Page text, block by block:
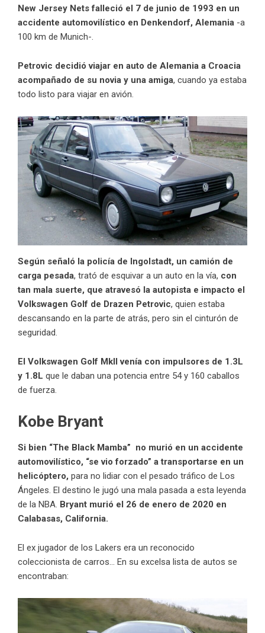
New Jersey Nets falleció el 7 de junio de 1993 en un
accidente automovilístico en Denkendorf, Alemania -a
100 km de Munich-.
Petrovic decidió viajar en auto de Alemania a Croacia
acompañado de su novia y una amiga, cuando ya estaba
todo listo para viajar en avión.
Según señaló la policía de Ingolstadt, un camión de
carga pesada, trató de esquivar a un auto en la vía, con
tan mala suerte, que atravesó la autopista e impacto el
Volkswagen Golf de Drazen Petrovic, quien estaba
descansando en la parte de atrás, pero sin el cinturón de
seguridad.
El Volkswagen Golf MkII venía con impulsores de 1.3L
y 1.8L que le daban una potencia entre 54 y 160 caballos
de fuerza.
Kobe Bryant
Si bien “The Black Mamba” no murió en un accidente
automovilístico, “se vio forzado” a transportarse en un
helicóptero, para no lidiar con el pesado tráfico de Los
Ángeles. El destino le jugó una mala pasada a esta leyenda
de la NBA. Bryant murió el 26 de enero de 2020 en
Calabasas, California.
El ex jugador de los Lakers era un reconocido
coleccionista de carros… En su excelsa lista de autos se
encontraban: